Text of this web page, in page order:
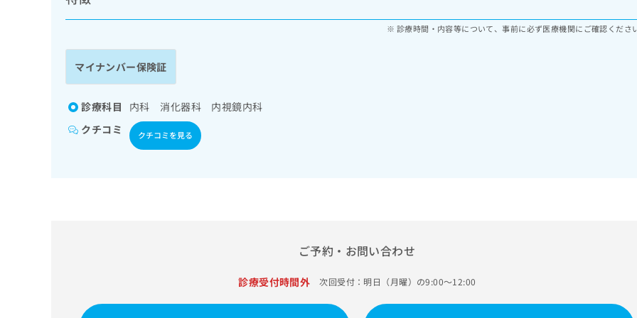
診療時間・内容等について、事前に必ず医療機関にご確認くださ
マイナンバー保険証
診療科目
内科 消化器科 内視鏡内科
クチコミ
クチコミを見る
ご予約・お問い合わせ
診療受付時間外 次回受付：明日（月曜）の9:00～12:00